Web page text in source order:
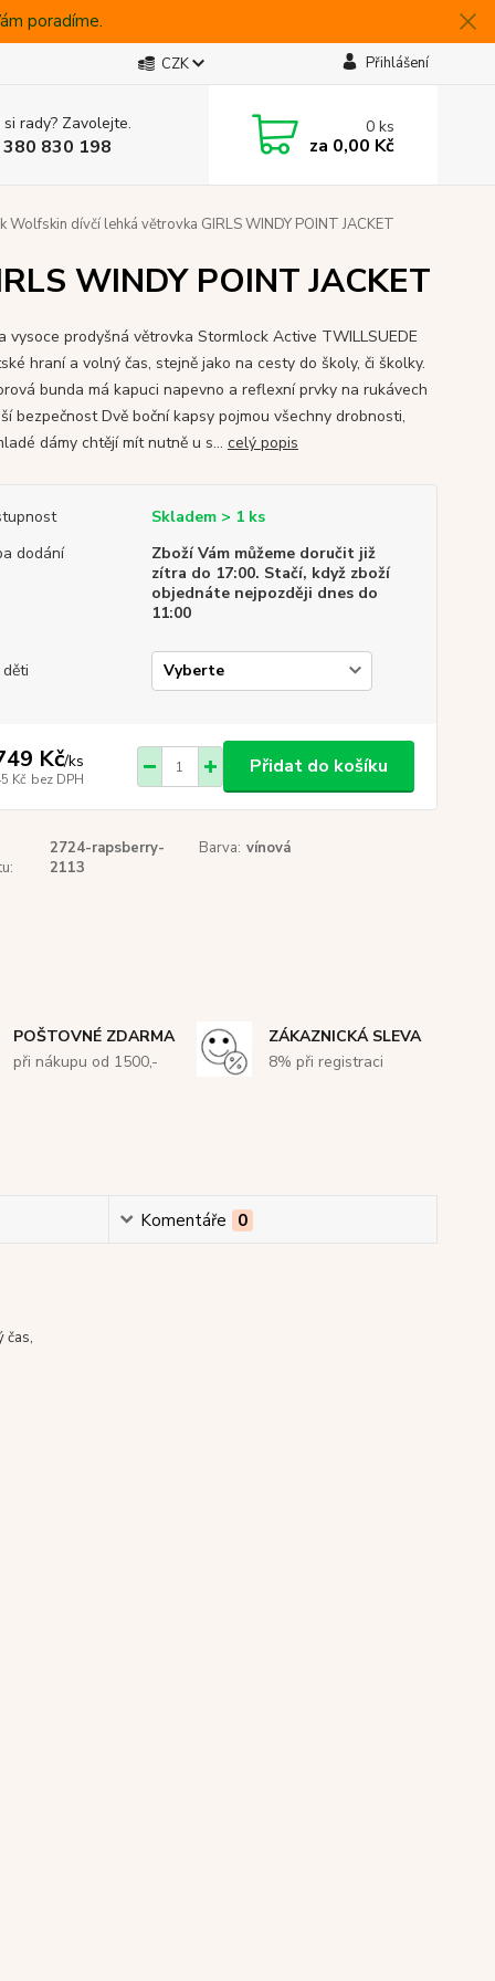
poradíme.
CZK Přihlášení
rady? Zavolejte.
830 198
0ks
za 0,00 Kč
Wolfskin dívčí lehká větrovka GIRLS WINDY POINT JACKET
WINDY POINT JACKET
vysoce prodyšná větrovka Stormlock Active TWILLSUEDE
hraní a volný čas, stejně jako na cesty do školy, či školky.
bunda má kapuci napevno a reflexní prvky na rukávech
bezpečnost Dvě boční kapsy pojmou všechny drobnosti,
dámy chtějí mít nutně u s... celý popis
Skladem > 1 ks
dodání
Zboží Vám můžeme doručit již
zítra do 17:00. Stačí, když zboží
objednáte nejpozději dnes do
11:00
Kč/ks
Kč bez DPH
Přidat do košíku
2724-rapsberry-
2113
Barva: vínová
POŠTOVNÉ ZDARMA
při nákupu od 1500,-
ZÁKAZNICKÁ SLEVA
8% při registraci
Komentáře 0
čas,